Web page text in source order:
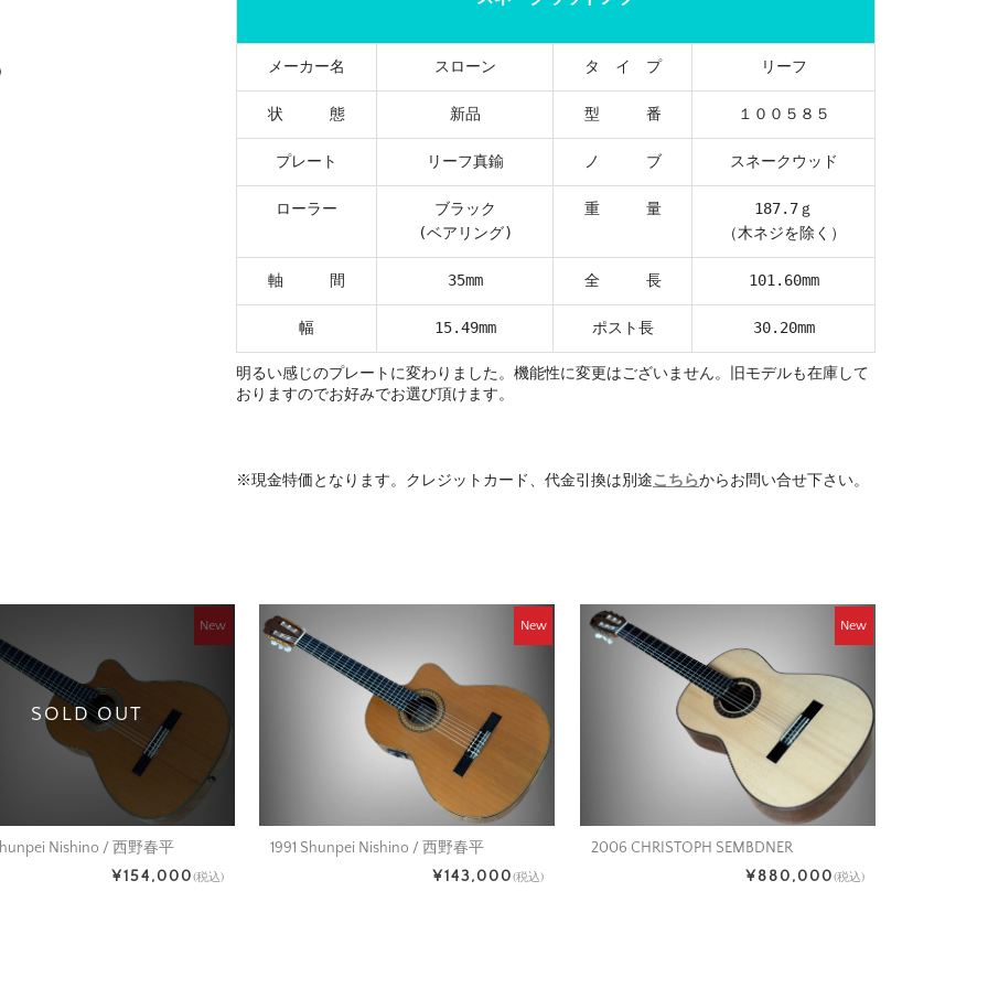
メーカー名 スローン タ イ プ リーフ
状 態 新品 型 番 １００５８５
プレート リーフ真鍮 ノ ブ スネークウッド
ローラー
ブラック
(ベアリング)
重 量
187.7ｇ
（木ネジを除く）
軸 間 35mm 全 長 101.60mm
幅 15.49mm ポスト長 30.20mm
明るい感じのプレートに変わりました。機能性に変更はございません。旧モデルも在庫して
おりますのでお好みでお選び頂けます。
※現金特価となります。クレジットカード、代金引換は別途こちらからお問い合せ下さい。
SOLD OUT
New
Nishino / 西野春平
¥154,000(税込)
New
1991 Shunpei Nishino / 西野春平
¥143,000(税込)
New
2006 CHRISTOPH SEMBDNER
¥880,000(税込)